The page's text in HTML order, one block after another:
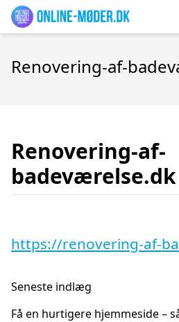
Renovering-af-
Renovering-af-
badeværelse.dk
https://renovering-af-
Seneste indlæg
Få en hurtigere hjemmeside –